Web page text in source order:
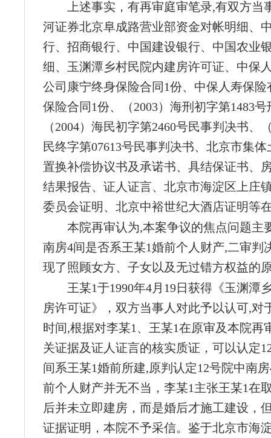
上述事实，有再审庭审笔录,有双方当
河证券北京阜成路营业部资金对帐明细、
行、招商银行、中国建设银行、中国农业
细、玉渊潭乡村民院内建房许可证、中保
公司康宁终身保险合同1份、中保人寿保险
保险合同1份、（2003）海刑初字第1483
（2004）海民初字第2460号民事判决书、
民终字第07613号民事判决书、北京市集
置换补偿协议书及承诺书、具结保证书、
结果报告、证人证言、北京市海淀区上庄
委员会证明、北京中裕世纪大酒店证明等
本院再审认为,本案争议的焦点问题主
南房4间是否系王某1婚前个人财产,二审判
现了照顾女方、子女以及无过错方权益的
王某1于1990年4月19日获得《玉渊潭
房许可证》，双方当事人对此予以认可,对
时间,根据对李某1、王某1在原审及本院再
关证据及证人证言的核实质证，可以认定
间系王某1婚前所建,原判认定12号院中南
前个人财产并无不当，李某1主张王某1在
后并未立即建房，而是婚后才施工建设，
证据证明，本院不予采信。鉴于北京市海